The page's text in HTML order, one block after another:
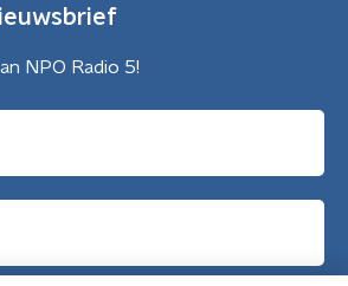
NPO Radio 5!